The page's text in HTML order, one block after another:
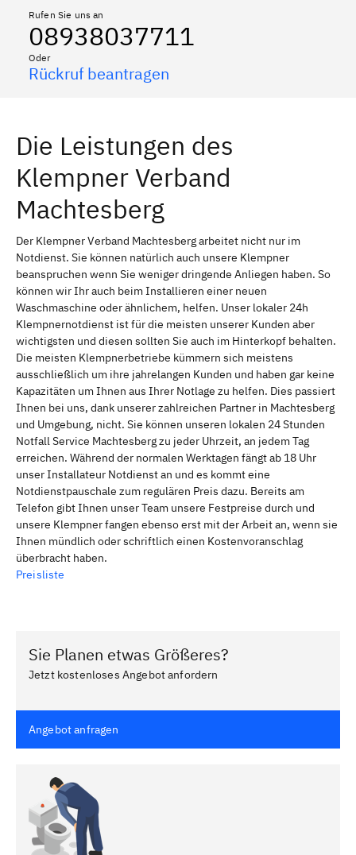
Rufen Sie uns an
08938037711
Oder
Rückruf beantragen
Die Leistungen des
Klempner Verband
Machtesberg
Der Klempner Verband Machtesberg arbeitet nicht nur im
Notdienst. Sie können natürlich auch unsere Klempner
beanspruchen wenn Sie weniger dringende Anliegen haben. So
können wir Ihr auch beim Installieren einer neuen
Waschmaschine oder ähnlichem, helfen. Unser lokaler 24h
Klempnernotdienst ist für die meisten unserer Kunden aber
wichtigsten und diesen sollten Sie auch im Hinterkopf behalten.
Die meisten Klempnerbetriebe kümmern sich meistens
ausschließlich um ihre jahrelangen Kunden und haben gar keine
Kapazitäten um Ihnen aus Ihrer Notlage zu helfen. Dies passiert
Ihnen bei uns, dank unserer zahlreichen Partner in Machtesberg
und Umgebung, nicht. Sie können unseren lokalen 24 Stunden
Notfall Service Machtesberg zu jeder Uhrzeit, an jedem Tag
erreichen. Während der normalen Werktagen fängt ab 18 Uhr
unser Installateur Notdienst an und es kommt eine
Notdienstpauschale zum regulären Preis dazu. Bereits am
Telefon gibt Ihnen unser Team unsere Festpreise durch und
unsere Klempner fangen ebenso erst mit der Arbeit an, wenn sie
Ihnen mündlich oder schriftlich einen Kostenvoranschlag
überbracht haben.
Preisliste
Sie Planen etwas Größeres?
Jetzt kostenloses Angebot anfordern
Angebot anfragen